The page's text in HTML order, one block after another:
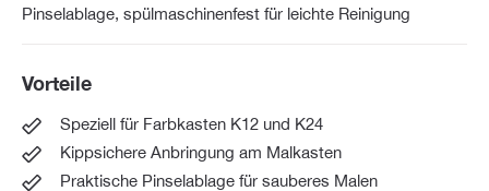
Pinselablage, spülmaschinenfest für leichte Reinigung
Vorteile
Speziell für Farbkasten K12 und K24
Kippsichere Anbringung am Malkasten
Praktische Pinselablage für sauberes Malen